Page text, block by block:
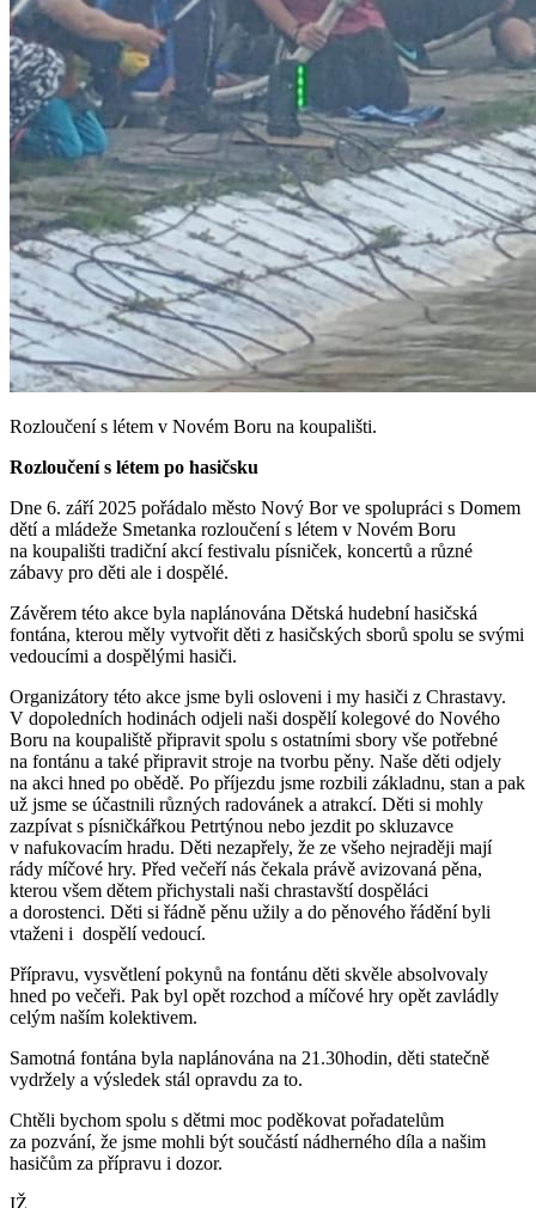
Rozloučení s létem v Novém Boru na koupališti.
Rozloučení s létem po hasičsku
Dne 6. září 2025 pořádalo město Nový Bor ve spolupráci s Domem
dětí a mládeže Smetanka rozloučení s létem v Novém Boru
na koupališti tradiční akcí festivalu písniček, koncertů a různé
zábavy pro děti ale i dospělé.
Závěrem této akce byla naplánována Dětská hudební hasičská
fontána, kterou měly vytvořit děti z hasičských sborů spolu se svými
vedoucími a dospělými hasiči.
Organizátory této akce jsme byli osloveni i my hasiči z Chrastavy.
V dopoledních hodinách odjeli naši dospělí kolegové do Nového
Boru na koupaliště připravit spolu s ostatními sbory vše potřebné
na fontánu a také připravit stroje na tvorbu pěny. Naše děti odjely
na akci hned po obědě. Po příjezdu jsme rozbili základnu, stan a pak
už jsme se účastnili různých radovánek a atrakcí. Děti si mohly
zazpívat s písničkářkou Petrtýnou nebo jezdit po skluzavce
v nafukovacím hradu. Děti nezapřely, že ze všeho nejraději mají
rády míčové hry. Před večeří nás čekala právě avizovaná pěna,
kterou všem dětem přichystali naši chrastavští dospěláci
a dorostenci. Děti si řádně pěnu užily a do pěnového řádění byli
vtaženi i dospělí vedoucí.
Přípravu, vysvětlení pokynů na fontánu děti skvěle absolvovaly
hned po večeři. Pak byl opět rozchod a míčové hry opět zavládly
celým naším kolektivem.
Samotná fontána byla naplánována na 21.30hodin, děti statečně
vydržely a výsledek stál opravdu za to.
Chtěli bychom spolu s dětmi moc poděkovat pořadatelům
za pozvání, že jsme mohli být součástí nádherného díla a našim
hasičům za přípravu i dozor.
IŽ